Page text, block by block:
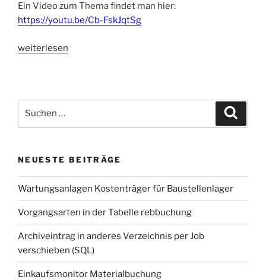
Ein Video zum Thema findet man hier:
https://youtu.be/Cb-FskJqtSg
„EDI
weiterlesen
nach:
NEUESTE BEITRÄGE
Wartungsanlagen Kostenträger für Baustellenlager
Vorgangsarten in der Tabelle rebbuchung
Archiveintrag in anderes Verzeichnis per Job
verschieben (SQL)
Einkaufsmonitor Materialbuchung